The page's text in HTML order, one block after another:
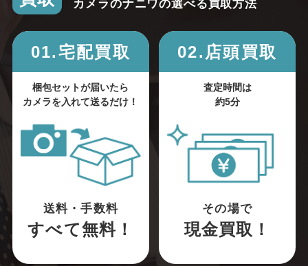
カメラのナニワの選べる買取方法
01.宅配買取
梱包セットが届いたら
カメラを入れて送るだけ！
送料・手数料
すべて無料！
02.店頭買取
査定時間は
約5分
その場で
現金買取！